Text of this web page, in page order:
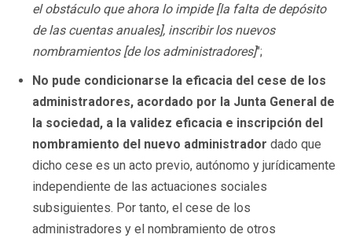
el obstáculo que ahora lo impide [la falta de depósito
de las cuentas anuales], inscribir los nuevos
nombramientos [de los administradores]";
No pude condicionarse la eficacia del cese de los
administradores, acordado por la Junta General de
la sociedad, a la validez eficacia e inscripción del
nombramiento del nuevo administrador dado que
dicho cese es un acto previo, autónomo y jurídicamente
independiente de las actuaciones sociales
subsiguientes. Por tanto, el cese de los
administradores y el nombramiento de otros